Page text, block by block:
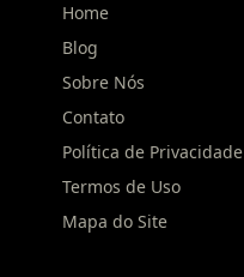
Home
Blog
Sobre Nós
Contato
Política de Privacidade
Termos de Uso
Mapa do Site